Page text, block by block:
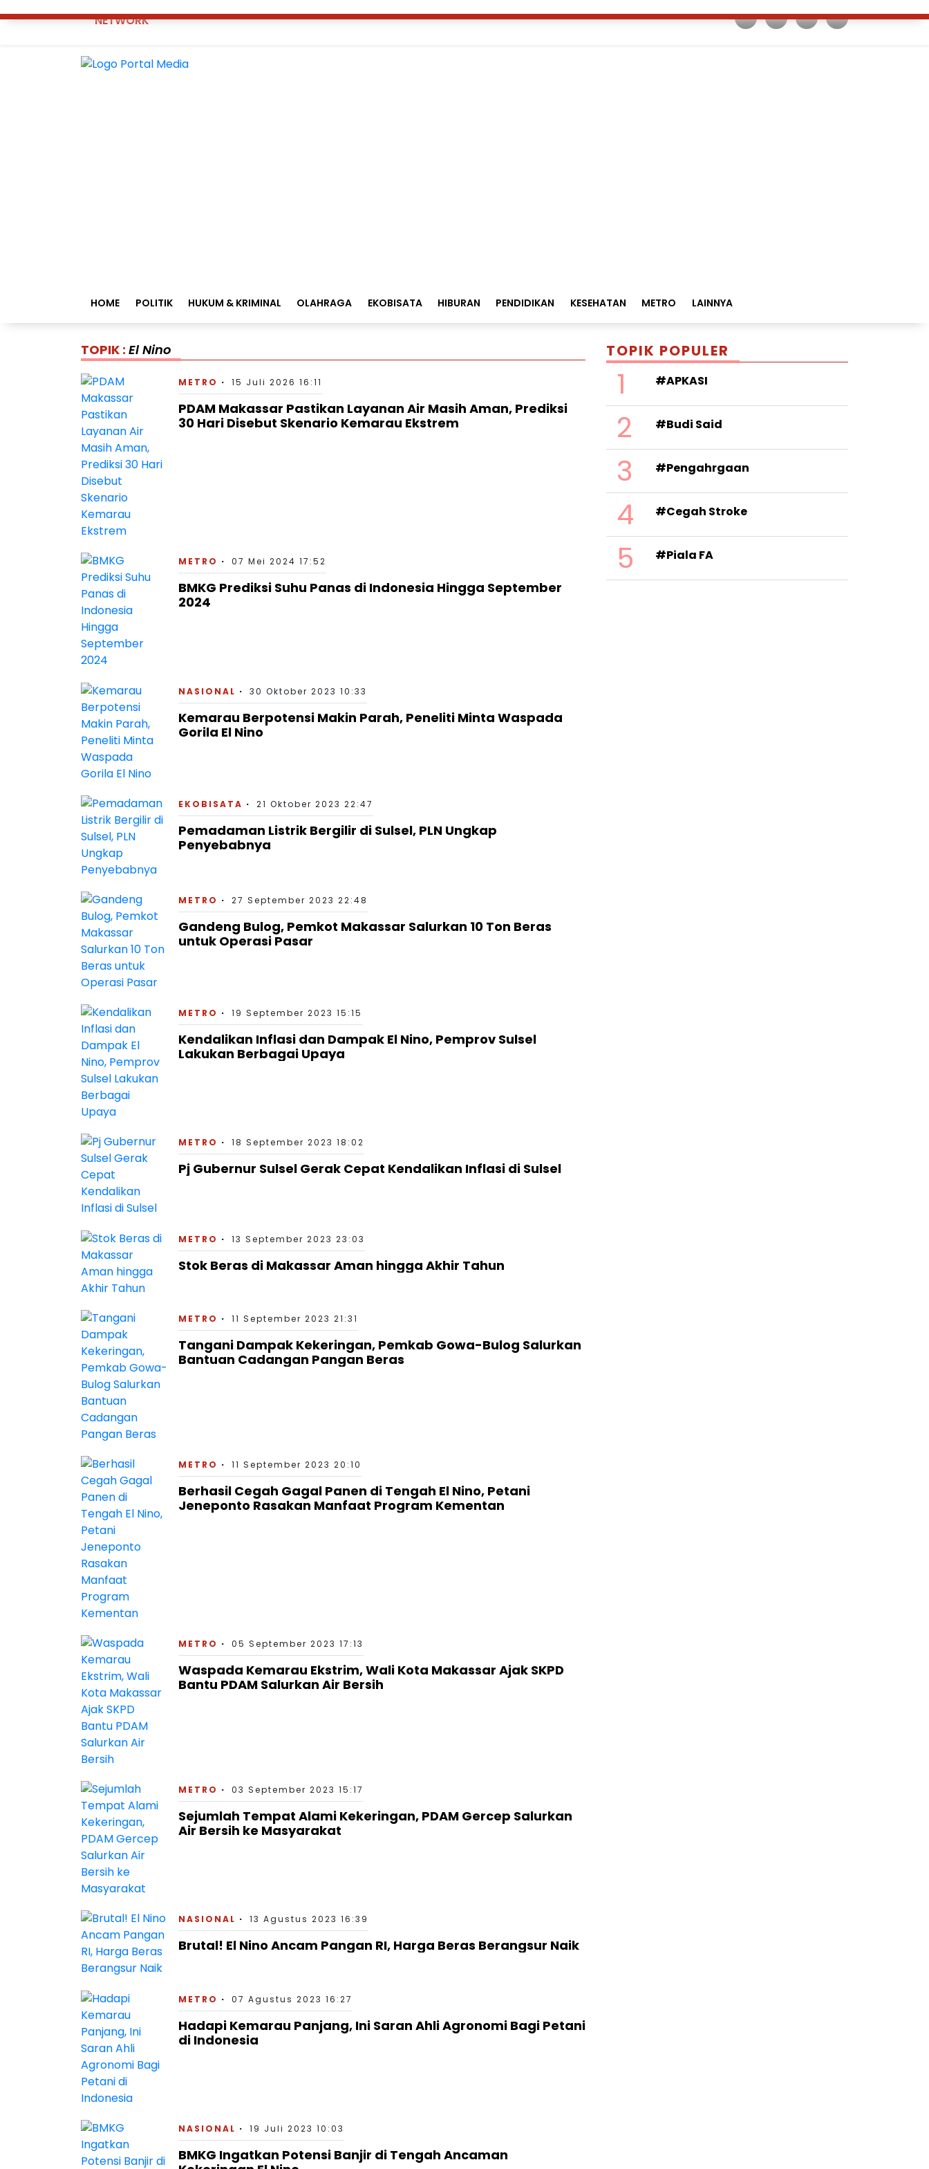
NETWORK
HOME POLITIK HUKUM & KRIMINAL OLAHRAGA EKOBISATA HIBURAN PENDIDIKAN KESEHATAN METRO LAINNYA
TOPIK : El Nino
METRO 15 Juli 2026 16:11
PDAM Makassar Pastikan Layanan Air Masih Aman, Prediksi
30 Hari Disebut Skenario Kemarau Ekstrem
METRO 07 Mei 2024 17:52
BMKG Prediksi Suhu Panas di Indonesia Hingga September
2024
NASIONAL 30 Oktober 2023 10:33
Kemarau Berpotensi Makin Parah, Peneliti Minta Waspada
Gorila El Nino
EKOBISATA 21 Oktober 2023 22:47
Pemadaman Listrik Bergilir di Sulsel, PLN Ungkap
Penyebabnya
METRO 27 September 2023 22:48
Gandeng Bulog, Pemkot Makassar Salurkan 10 Ton Beras
untuk Operasi Pasar
METRO 19 September 2023 15:15
Kendalikan Inflasi dan Dampak El Nino, Pemprov Sulsel
Lakukan Berbagai Upaya
METRO 18 September 2023 18:02
Pj Gubernur Sulsel Gerak Cepat Kendalikan Inflasi di Sulsel
METRO 13 September 2023 23:03
Stok Beras di Makassar Aman hingga Akhir Tahun
METRO 11 September 2023 21:31
Tangani Dampak Kekeringan, Pemkab Gowa-Bulog Salurkan
Bantuan Cadangan Pangan Beras
METRO 11 September 2023 20:10
Berhasil Cegah Gagal Panen di Tengah El Nino, Petani
Jeneponto Rasakan Manfaat Program Kementan
METRO 05 September 2023 17:13
Waspada Kemarau Ekstrim, Wali Kota Makassar Ajak SKPD
Bantu PDAM Salurkan Air Bersih
METRO 03 September 2023 15:17
Sejumlah Tempat Alami Kekeringan, PDAM Gercep Salurkan
Air Bersih ke Masyarakat
NASIONAL 13 Agustus 2023 16:39
Brutal! El Nino Ancam Pangan RI, Harga Beras Berangsur Naik
METRO 07 Agustus 2023 16:27
Hadapi Kemarau Panjang, Ini Saran Ahli Agronomi Bagi Petani
di Indonesia
NASIONAL 19 Juli 2023 10:03
BMKG Ingatkan Potensi Banjir di Tengah Ancaman
TOPIK POPULER
1 #APKASI
2 #Budi Said
3 #Pengahrgaan
4 #Cegah Stroke
5 #Piala FA